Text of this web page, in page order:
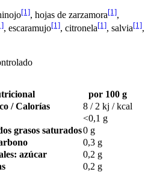
[1], hojas de zarzamora[1],
, escaramujo[1], citronela[1], salvia[1],
por 100 g
/ Calorías
8 / 2 kj / kcal
<0,1 g
grasos saturados0 g
0,3 g
azúcar
0,2 g
0,2 g